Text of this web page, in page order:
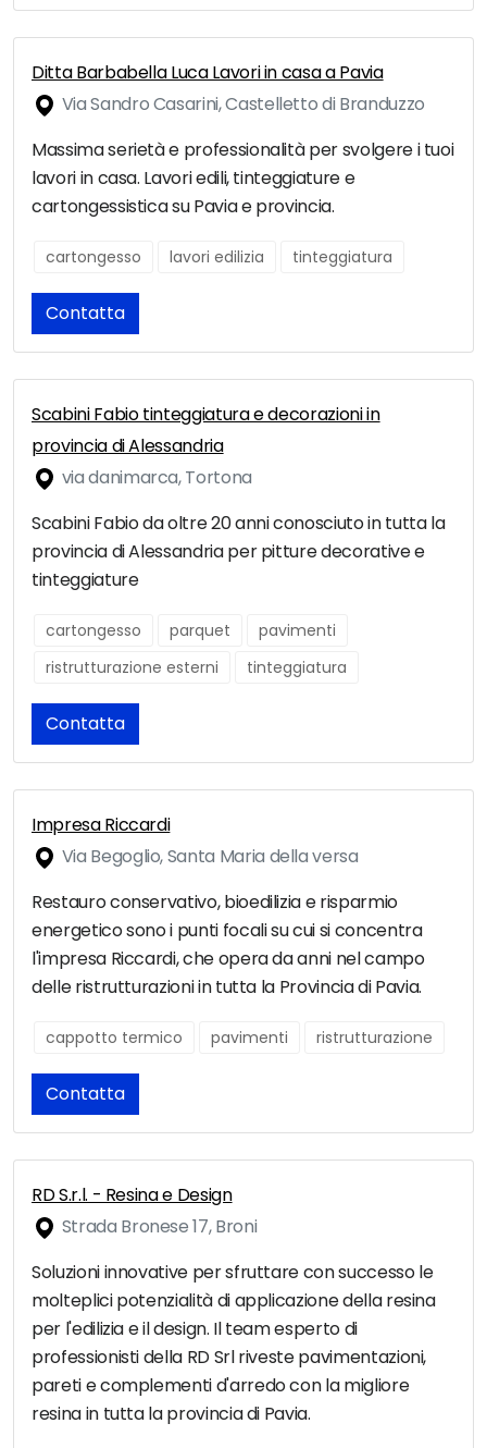
Ditta Barbabella Luca Lavori in casa a Pavia
Via Sandro Casarini, Castelletto di Branduzzo
Massima serietà e professionalità per svolgere i tuoi
lavori in casa. Lavori edili, tinteggiature e
cartongessistica su Pavia e provincia.
cartongesso lavori edilizia tinteggiatura
Contatta
Scabini Fabio tinteggiatura e decorazioni in
provincia di Alessandria
via danimarca, Tortona
Scabini Fabio da oltre 20 anni conosciuto in tutta la
provincia di Alessandria per pitture decorative e
tinteggiature
cartongesso parquet
pavimenti
ristrutturazione esterni
tinteggiatura
Contatta
Impresa Riccardi
Via Begoglio, Santa Maria della versa
Restauro conservativo, bioedilizia e risparmio
energetico sono i punti focali su cui si concentra
l'impresa Riccardi, che opera da anni nel campo
delle ristrutturazioni in tutta la Provincia di Pavia.
cappotto termico pavimenti ristrutturazione
Contatta
RD S.r.l. - Resina e Design
Strada Bronese 17, Broni
Soluzioni innovative per sfruttare con successo le
molteplici potenzialità di applicazione della resina
per l'edilizia e il design. Il team esperto di
professionisti della RD Srl riveste pavimentazioni,
pareti e complementi d'arredo con la migliore
resina in tutta la provincia di Pavia.